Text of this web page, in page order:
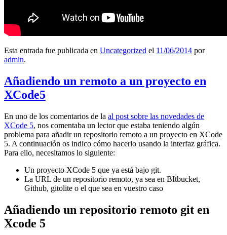
Esta entrada fue publicada en Uncategorized el 11/06/2014 por
admin.
Añadiendo un remoto a un proyecto en
XCode5
En uno de los comentarios de la al post sobre las novedades de
XCode 5, nos comentaba un lector que estaba teniendo algún
problema para añadir un repositorio remoto a un proyecto en XCode
5. A continuación os indico cómo hacerlo usando la interfaz gráfica.
Para ello, necesitamos lo siguiente:
Un proyecto XCode 5 que ya está bajo git.
La URL de un repositorio remoto, ya sea en BItbucket,
Github, gitolite o el que sea en vuestro caso
Añadiendo un repositorio remoto git en
Xcode 5